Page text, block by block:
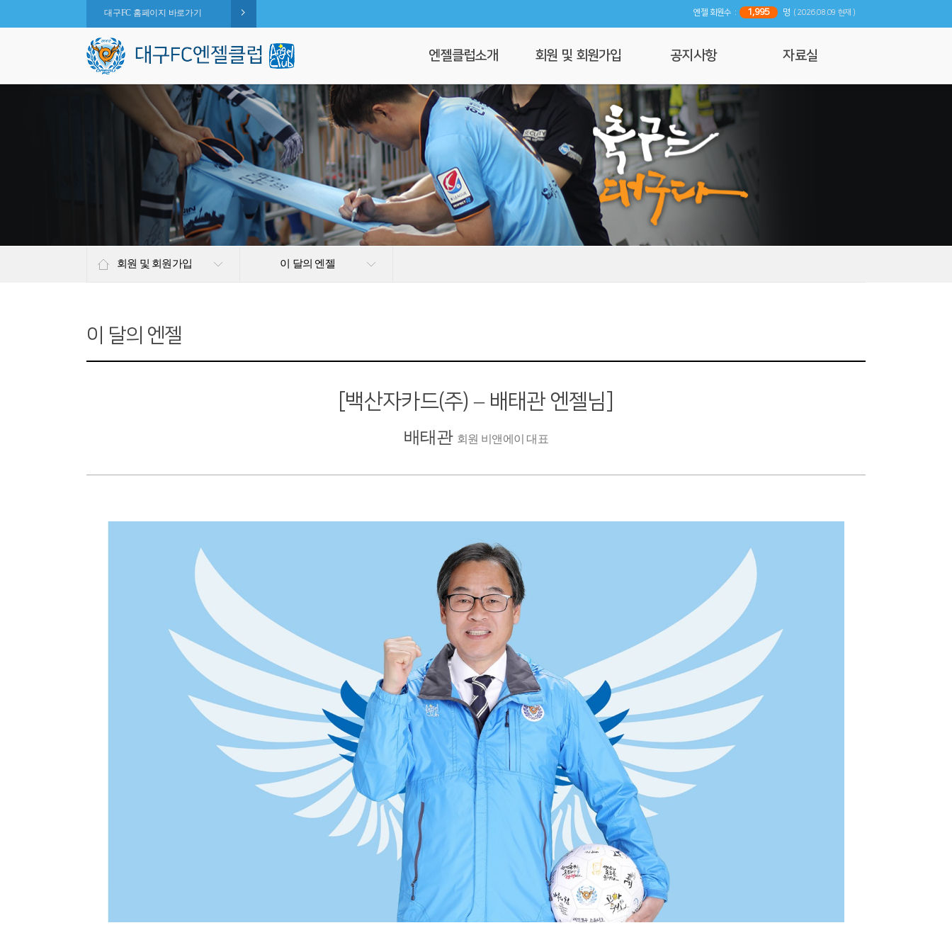
대구FC 홈페이지 바로가기 엔젤 회원수 : 1,995 명 ( 2026.08.09 현재 )
엔젤클럽소개
회장 인사말
엔젤클럽이란
클럽 조직도
찾아오시는길
회원 및 회원가입
회원가입
회원명부
이 달의 엔젤
공지사항
공지사항
행사일정
자료실
회원 및 회원가입 이 달의 엔젤
이 달의 엔젤
[백산자카드(주) – 배태관 엔젤님]
배태관 회원 비앤에이 대표